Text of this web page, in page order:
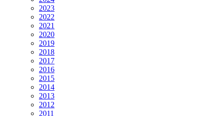
2023
2022
2021
2020
2019
2018
2017
2016
2015
2014
2013
2012
2011